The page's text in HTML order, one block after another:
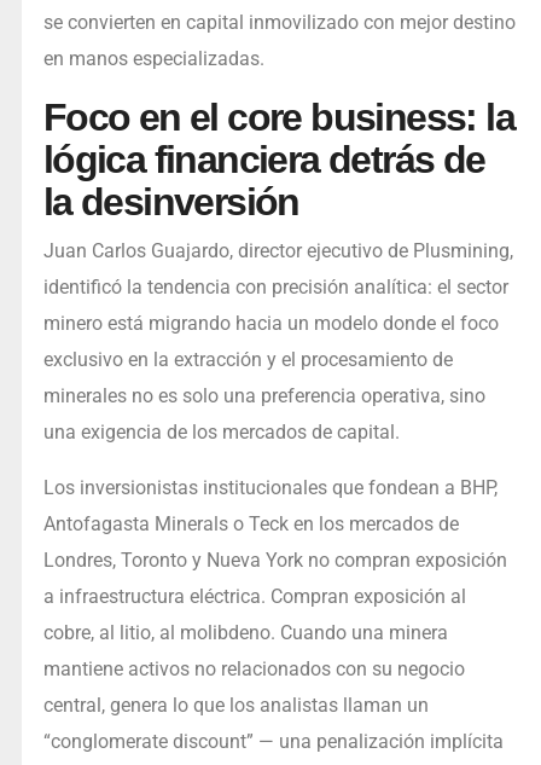
se convierten en capital inmovilizado con mejor destino
en manos especializadas.
Foco en el core business: la
lógica financiera detrás de
la desinversión
Juan Carlos Guajardo, director ejecutivo de Plusmining,
identificó la tendencia con precisión analítica: el sector
minero está migrando hacia un modelo donde el foco
exclusivo en la extracción y el procesamiento de
minerales no es solo una preferencia operativa, sino
una exigencia de los mercados de capital.
Los inversionistas institucionales que fondean a BHP,
Antofagasta Minerals o Teck en los mercados de
Londres, Toronto y Nueva York no compran exposición
a infraestructura eléctrica. Compran exposición al
cobre, al litio, al molibdeno. Cuando una minera
mantiene activos no relacionados con su negocio
central, genera lo que los analistas llaman un
“conglomerate discount” — una penalización implícita